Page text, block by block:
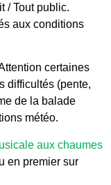
/ Tout public.
aux conditions
certaines
difficultés (pente,
de la balade
météo.
aux chaumes
en premier sur